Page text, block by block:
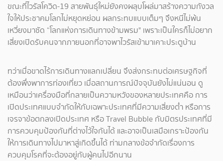
ขณะที่ไวรัสโควิด-19 สายพันธุ์ใหม่ยังคงผลุบโผล่มาสร้างความกังวล
ใจให้ประชาคมโลกไม่หยุดหย่อน ผลกระทบแบบเต็มๆ จึงหนีไม่พ้น
เหวี่ยงมาซัด “โลกแห่งการเดินทางข้ามพรม" เพราะเป็นใครก็ไม่อยาก
เสี่ยงเปิดรับคนจากภายนอกที่อาจพาไวรัสเข้ามาเคาะประตูบ้าน
ทว่าเมื่อขาดไร้การเดินทางแลกเปลี่ยน จึงส่งกระทบต่อเศรษฐกิจที่
ต้องพึ่งพาการท่องเที่ยว เมื่อสถานการณ์ปัจจุบันยังไม่แน่นอน ดู
เหมือนว่าเครื่องมือที่กลายเป็นความหวังของหลายประเทศคือ การ
เปิดประเทศแบบจำกัดให้กับเฉพาะประเทศที่มีความเสี่ยงต่ำ หรือการ
เจรจาข้อตกลงเปิดประเทศ หรือ Travel Bubble กับมิตรประเทศที่มี
การควบคุมป้องกันที่ต่างไว้ใจกันได้ และอาจเป็นเสมือเกราะป้องกัน
ให้การเดินทางไปมาหาสู่เกิดขึ้นได้ ท่ามกลางข้อจำกัดเรื่องการ
ควบคุมโรคที่จะต้องอยู่กับผู้คนไปอีกนาน